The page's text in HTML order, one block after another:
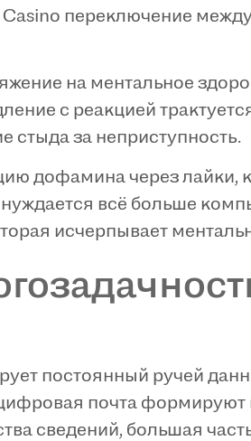
Casino переключение
на ментальное
с реакцией
стыда за неприступность.
дофамина через
всё больше
исчерпывает
постоянный ручей
почта
сведений, большая